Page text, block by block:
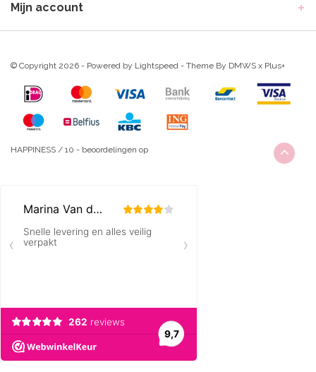
Mijn account
© Copyright 2026 - Powered by Lightspeed - Theme By DMWS x Plus+
HAPPINESS / 10 - beoordelingen op